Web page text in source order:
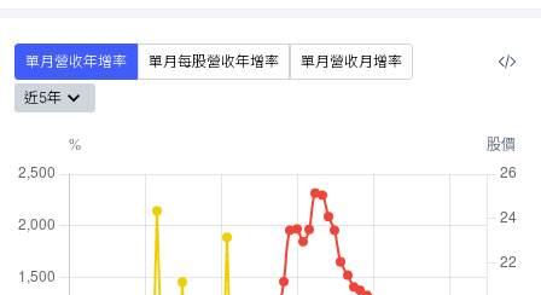
單月營收年增率 單月每股營收年增率
單月營收月增率
近5年